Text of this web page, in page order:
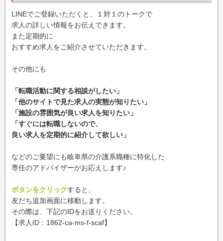
LINEでご登録いただくと、１対１のトークで
求人の詳しい情報をお伝えできます。
また定期的に
おすすめ求人をご紹介させていただきます。
その他にも
「転職活動に関する相談がしたい」
「他のサイトで見た求人の実態が知りたい」
「施設の雰囲気が良い求人を知りたい」
「すぐには転職しないので、
良い求人を定期的に紹介して欲しい」
などのご要望にも岐阜県の介護系職種に特化した
専任のアドバイザーがお応えします♪
ボタンをクリックすると、
友だち追加画面に移動します。
その際は、下記のIDをお送りください。
【求人ID：1862-ca-ms-f-scaf】